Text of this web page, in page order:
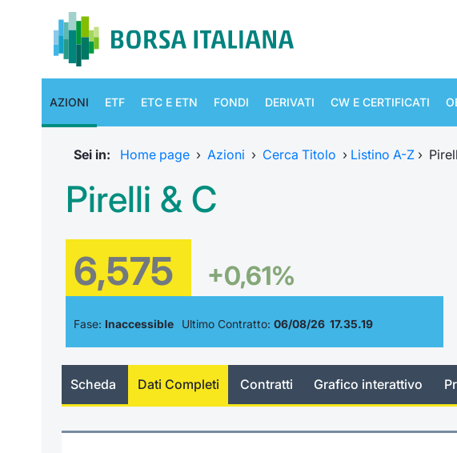
AZIONI ETF ETC E ETN FONDI DERIVATI CW E CERTIFICATI
Sei in: Home page › Azioni › Cerca Titolo › Listino A-Z ›
Pirelli & C
6,575 +0,61%
Fase: Inaccessible Ultimo Contratto: 06/08/26 17.35.19
Scheda Dati Completi Contratti Grafico interattivo